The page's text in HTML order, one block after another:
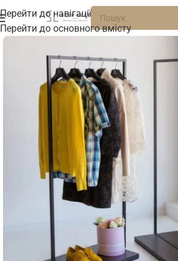
Перейти до навігації
Перейти до основного вмісту